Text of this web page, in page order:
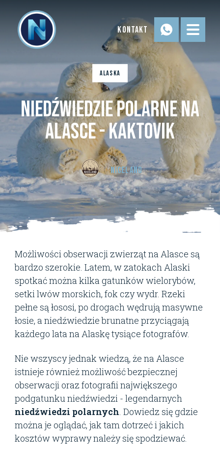
Kontakt
Alaska
Niedźwiedzie Polarne na
Alasce - Kaktovik
Niceland
Możliwości obserwacji zwierząt na Alasce są
bardzo szerokie. Latem, w zatokach Alaski
spotkać można kilka gatunków wielorybów,
setki lwów morskich, fok czy wydr. Rzeki
pełne są łososi, po drogach wędrują masywne
łosie, a niedźwiedzie brunatne przyciągają
każdego lata na Alaskę tysiące fotografów.
Nie wszyscy jednak wiedzą, że na Alasce
istnieje również możliwość bezpiecznej
obserwacji oraz fotografii największego
podgatunku niedźwiedzi - legendarnych
niedźwiedzi polarnych. Dowiedz się gdzie
można je oglądać, jak tam dotrzeć i jakich
kosztów wyprawy należy się spodziewać.